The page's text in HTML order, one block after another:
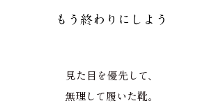
もう終わりにしよう
見た目を優先して、
無理して履いた靴。